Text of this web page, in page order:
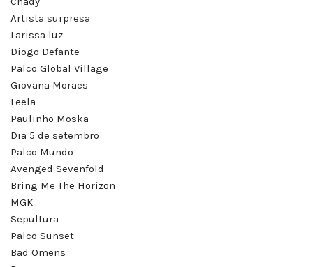
Artista surpresa
Larissa luz
Diogo Defante
Palco Global Village
Giovana Moraes
Leela
Paulinho Moska
Dia 5 de setembro
Palco Mundo
Avenged Sevenfold
Bring Me The Horizon
MGK
Sepultura
Palco Sunset
Bad Omens